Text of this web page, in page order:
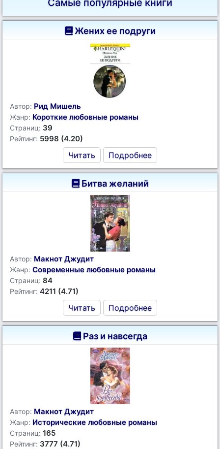
Самые популярные книги
Жених ее подруги
Автор: Рид Мишель
Жанр: Короткие любовные романы
Страниц: 39
Рейтинг: 5998 (4.20)
Читать Подробнее
Битва желаний
Автор: Макнот Джудит
Жанр: Современные любовные романы
Страниц: 84
Рейтинг: 4211 (4.71)
Читать Подробнее
Раз и навсегда
Автор: Макнот Джудит
Жанр: Исторические любовные романы
Страниц: 165
Рейтинг: 3777 (4.71)